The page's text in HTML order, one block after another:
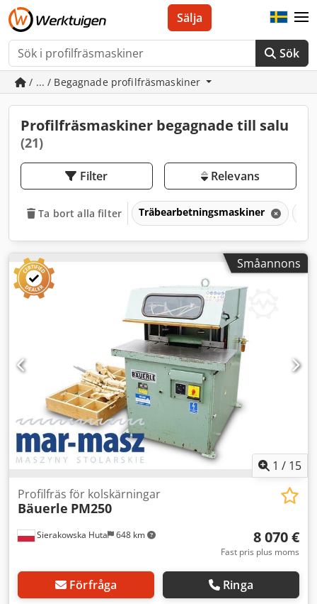
Sök
Sälja
/ ... / Begagnade profilfräsmaskiner
Profilfräsmaskiner begagnade till salu
(21)
Filter Relevans
Ta bort alla filter Träbearbetningsmaskiner
Småannons
1 / 15
Sierakowska Huta 648 km
Profilfräs för kolskärningar
Bäuerle PM250
8 070 €
Fast pris plus moms
Förfråga Ringa